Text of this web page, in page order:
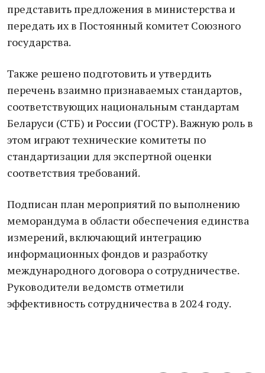
представить предложения в министерства и
передать их в Постоянный комитет Союзного
государства.
Также решено подготовить и утвердить
перечень взаимно признаваемых стандартов,
соответствующих национальным стандартам
Беларуси (СТБ) и России (ГОСТР). Важную роль в
этом играют технические комитеты по
стандартизации для экспертной оценки
соответствия требований.
Подписан план мероприятий по выполнению
меморандума в области обеспечения единства
измерений, включающий интеграцию
информационных фондов и разработку
международного договора о сотрудничестве.
Руководители ведомств отметили
эффективность сотрудничества в 2024 году.